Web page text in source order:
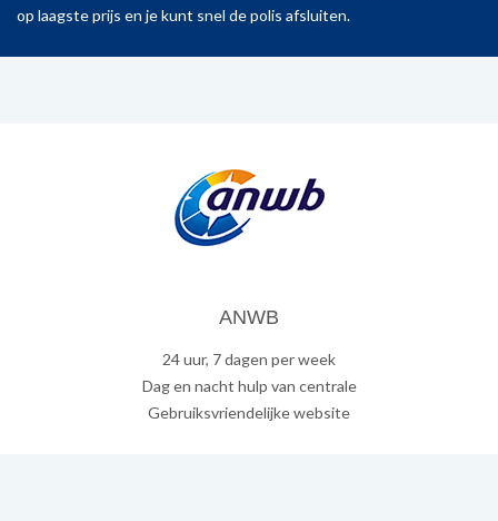
op laagste prijs en je kunt snel de polis afsluiten.
ANWB
24 uur, 7 dagen per week
Dag en nacht hulp van centrale
Gebruiksvriendelijke website